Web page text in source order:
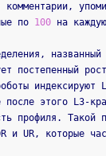
комментарии,
по 100 на
постепенный
индексируют
этого
профиля. Такой
и UR, которые